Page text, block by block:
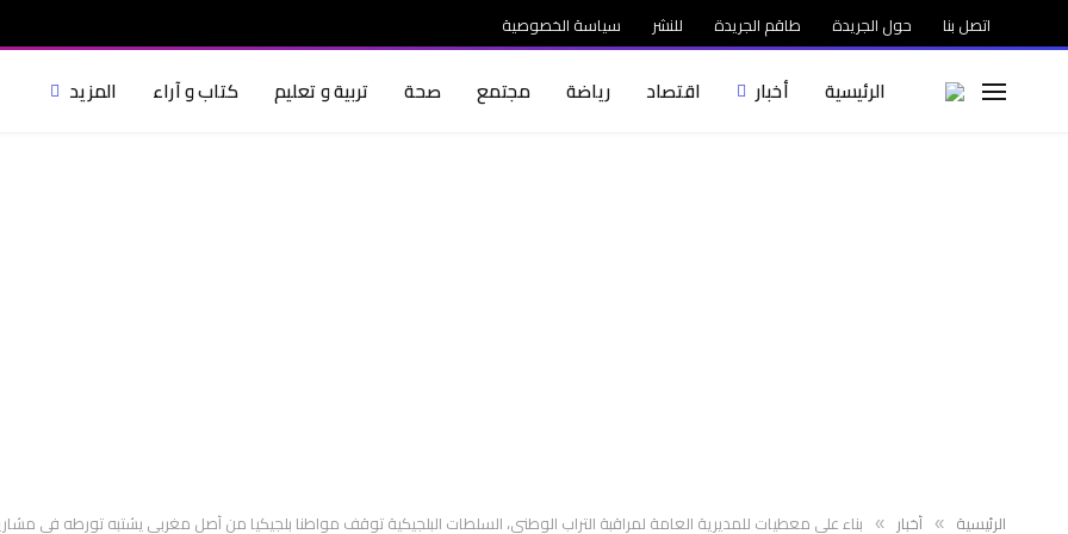
اتصل بنا حول الجريدة طاقم الجريدة للنشر سياسة الخصوصية
الرئيسية أخبار اقتصاد رياضة مجتمع صحة تربية و تعليم كتاب و آراء المزيد
الرئيسية » أخبار » بناء على معطيات للمديرية العامة لمراقبة التراب الوطني، السلطات البلجيكية توقف مواطنا بلجيكيا من أصل مغربي يشتبه تورطه في